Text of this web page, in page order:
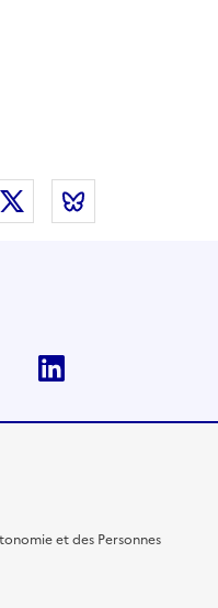
Twitter
youtube
et des Personnes